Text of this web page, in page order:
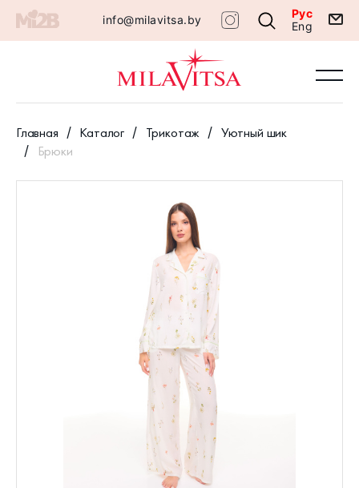
info@milavitsa.by
Рус
Eng
Главная Каталог Трикотаж
Уютный шик
Брюки